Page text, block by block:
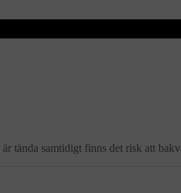
tända samtidigt finns det risk att